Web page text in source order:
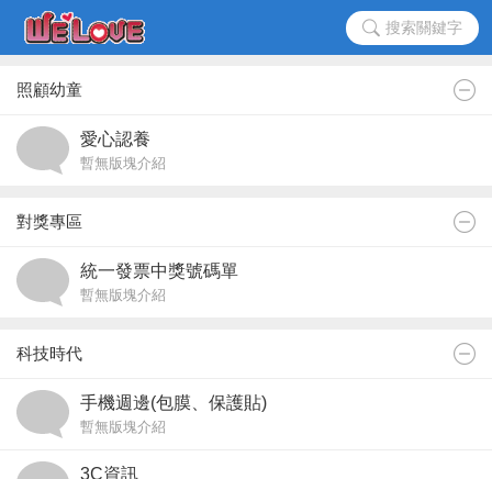
搜索關鍵字
照顧幼童
愛心認養
暫無版塊介紹
對獎專區
統一發票中獎號碼單
暫無版塊介紹
科技時代
手機週邊(包膜、保護貼)
暫無版塊介紹
3C資訊